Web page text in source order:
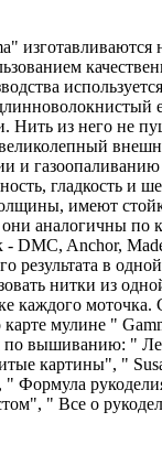
изготавливаются
Нить из него не
и
гладкость и
имеют
аналогичны по
- DMC, Anchor,
результата в
нитки из
каждого
мулине "
по вышиванию: "
картины", "
Формула
" Все о